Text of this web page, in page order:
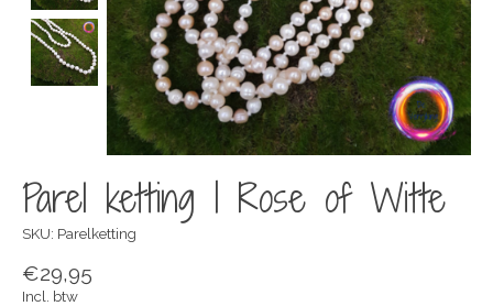
Parel ketting | Rose of Witte
SKU: Parelketting
€29,95
Incl. btw